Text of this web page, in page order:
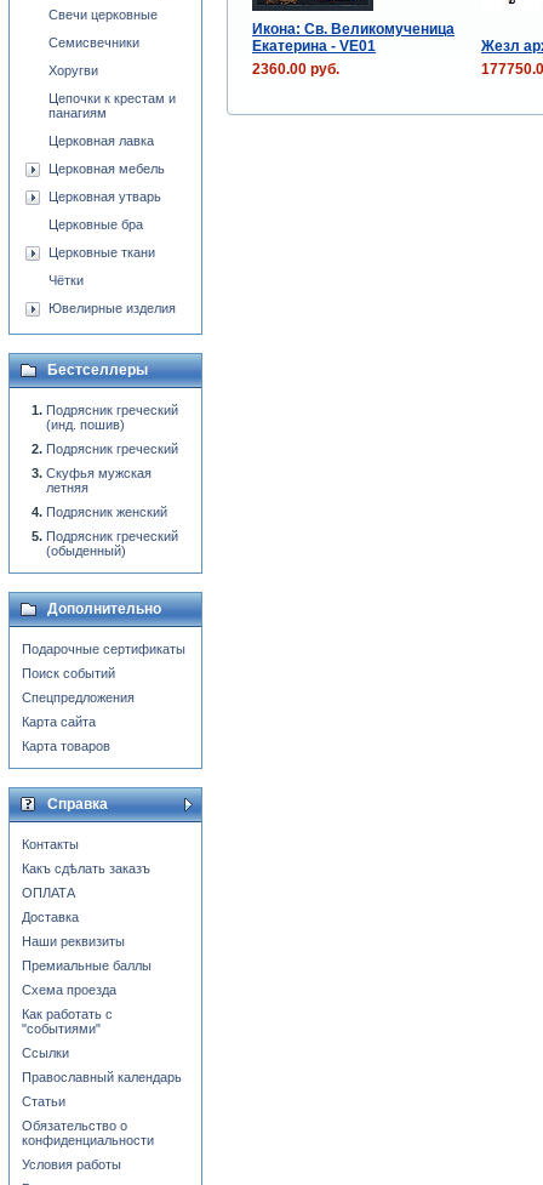
Икона: Св. Великомученица
Екатерина - VE01
Жезл
2360.00 руб.
Свечи церковные
Семисвечники
Хоругви
Цепочки к крестам и
панагиям
Церковная лавка
Церковная мебель
Церковная утварь
Церковные бра
Церковные ткани
Чётки
Ювелирные изделия
Бестселлеры
Подрясник греческий
(инд. пошив)
Подрясник греческий
Скуфья мужская
летняя
Подрясник женский
Подрясник греческий
(обыденный)
Дополнительно
Подарочные сертификаты
Поиск событий
Спецпредложения
Карта сайта
Карта товаров
Справка
Контакты
Какъ сдѣлать заказъ
ОПЛАТА
Доставка
Наши реквизиты
Премиальные баллы
Схема проезда
Как работать с
"событиями"
Ссылки
Православный календарь
Статьи
Обязательство о
конфиденциальности
Условия работы